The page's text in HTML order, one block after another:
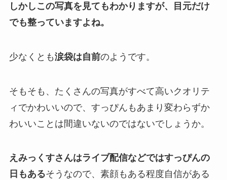
しかしこの写真を見てもわかりますが、目元だけ
でも整っていますよね。
少なくとも涙袋は自前のようです。
そもそも、たくさんの写真がすべて高いクオリテ
ィでかわいいので、すっぴんもあまり変わらずか
わいいことは間違いないのではないでしょうか。
えみっくすさんはライブ配信などではすっぴんの
日もあるそうなので、素顔もある程度自信がある